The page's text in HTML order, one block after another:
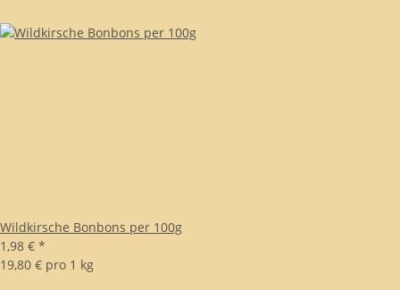
Wildkirsche Bonbons per 100g
1,98 € *
19,80 € pro 1 kg